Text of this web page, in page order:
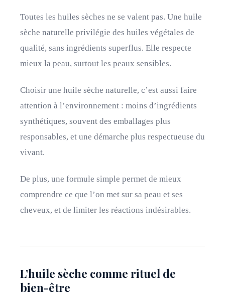
Toutes les huiles sèches ne se valent pas. Une huile
sèche naturelle privilégie des huiles végétales de
qualité, sans ingrédients superflus. Elle respecte
mieux la peau, surtout les peaux sensibles.
Choisir une huile sèche naturelle, c’est aussi faire
attention à l’environnement : moins d’ingrédients
synthétiques, souvent des emballages plus
responsables, et une démarche plus respectueuse du
vivant.
De plus, une formule simple permet de mieux
comprendre ce que l’on met sur sa peau et ses
cheveux, et de limiter les réactions indésirables.
L’huile sèche comme rituel de
bien-être